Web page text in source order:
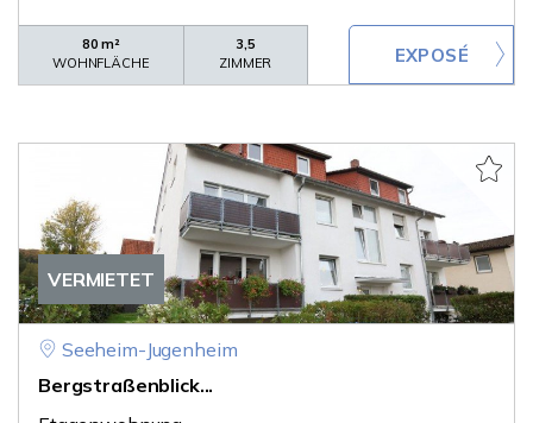
80 m²
WOHNFLÄCHE
3,5
ZIMMER
VERMIETET
Seeheim-Jugenheim
Bergstraßenblick...